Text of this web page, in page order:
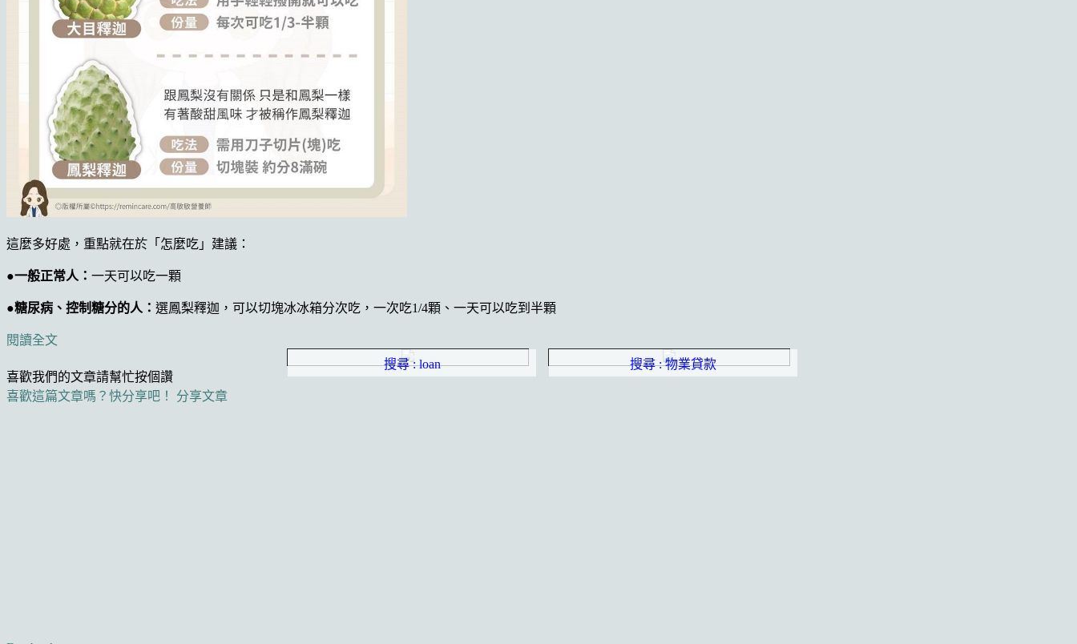
這麼多好處，重點就在於「怎麼吃」建議：
●一般正常人： 一天可以吃一顆
●糖尿病、控制糖分的人： 選鳳梨釋迦，可以切塊冰冰箱分次吃，一次吃1/4顆、一天可以吃到半顆
閱讀全文
搜尋 : loan
搜尋 : 物業貸款
喜歡我們的文章請幫忙按個讚
喜歡這篇文章嗎？快分享吧！
分享文章